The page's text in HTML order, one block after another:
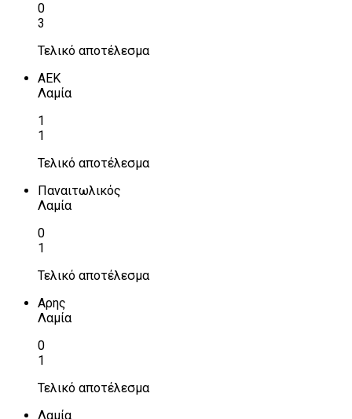
0
3
Τελικό αποτέλεσμα
ΑΕΚ
Λαμία
1
1
Τελικό αποτέλεσμα
Παναιτωλικός
Λαμία
0
1
Τελικό αποτέλεσμα
Αρης
Λαμία
0
1
Τελικό αποτέλεσμα
Λαμία